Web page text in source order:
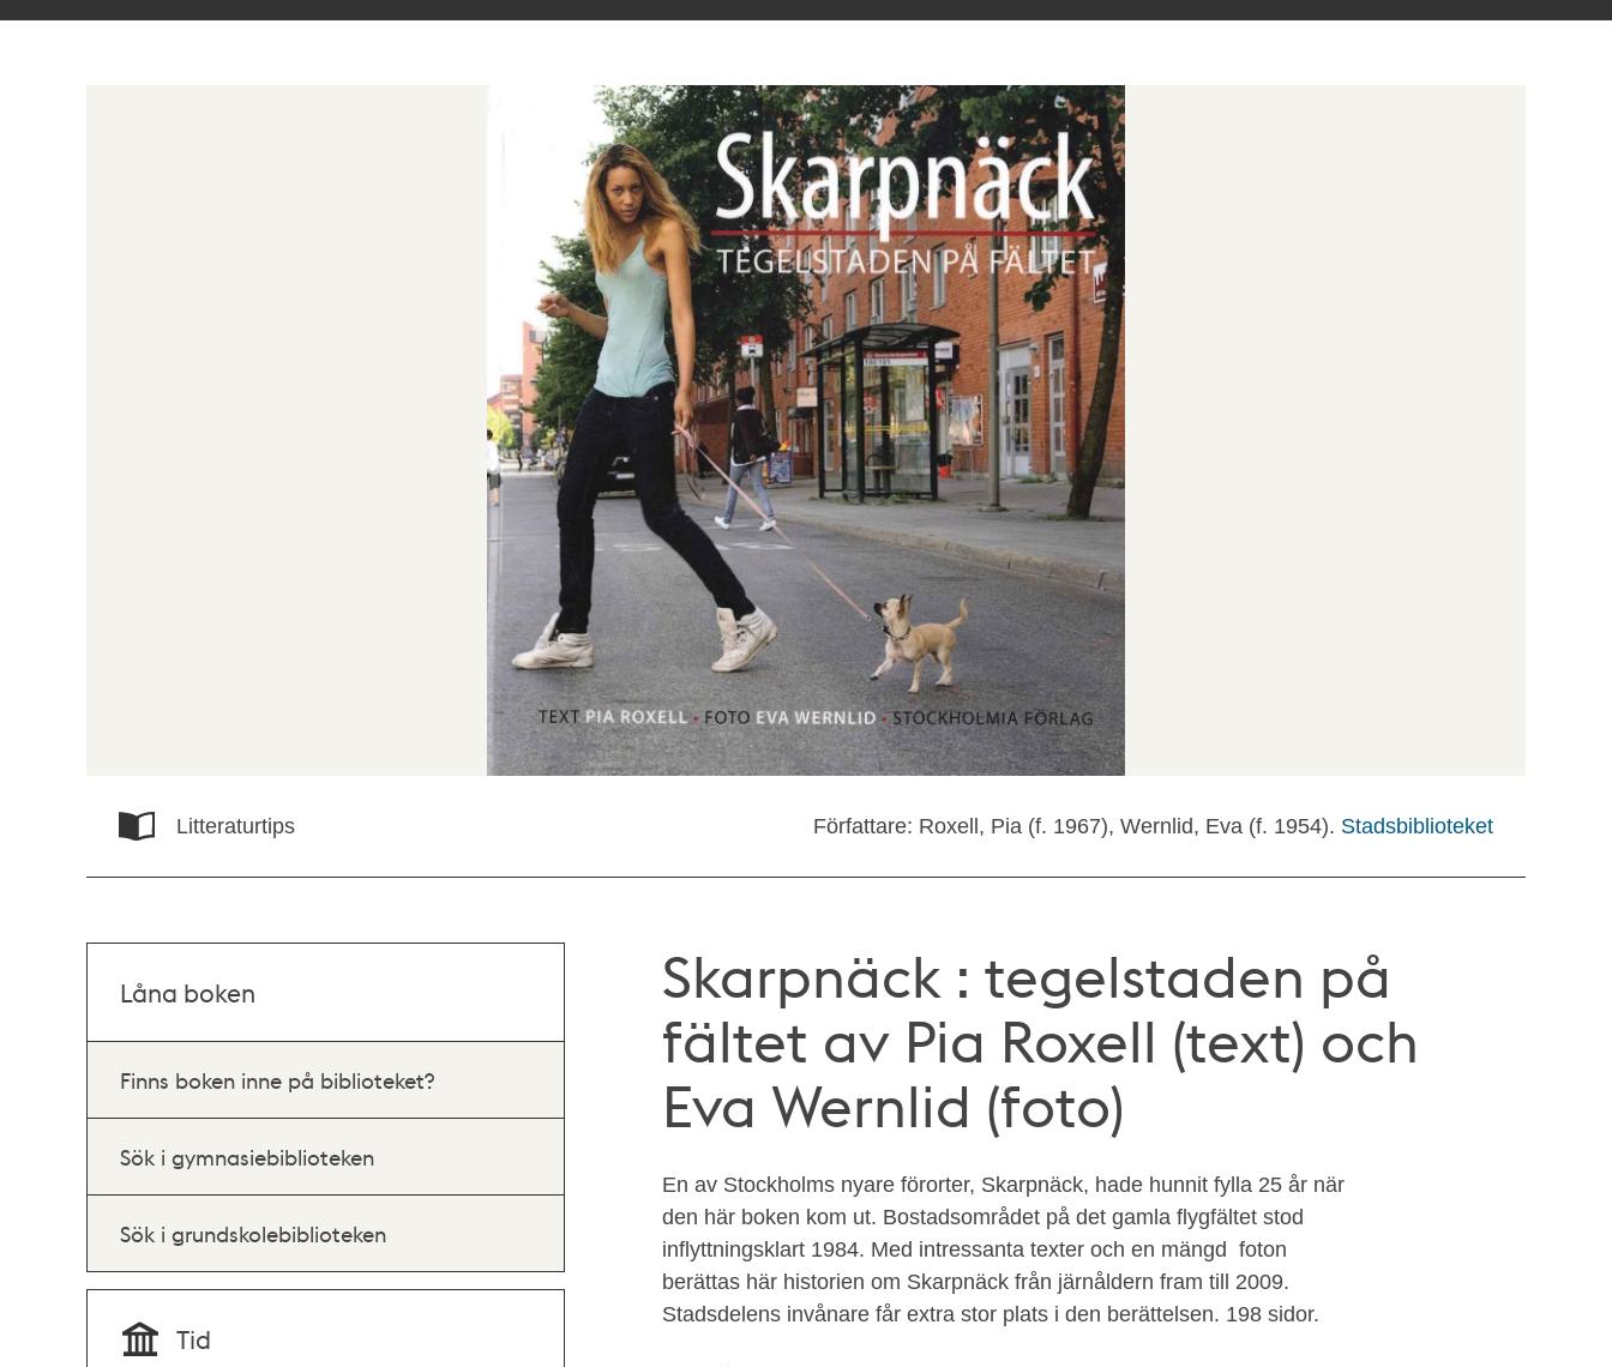
Litteraturtips Författare: Roxell, Pia (f. 1967), Wernlid, Eva (f. 1954). Stadsbiblioteket
Skarpnäck : tegelstaden på
fältet av Pia Roxell (text) och
Eva Wernlid (foto)
En av Stockholms nyare förorter, Skarpnäck, hade hunnit fylla 25 år när
den här boken kom ut. Bostadsområdet på det gamla flygfältet stod
inflyttningsklart 1984. Med intressanta texter och en mängd foton
berättas här historien om Skarpnäck från järnåldern fram till 2009.
Stadsdelens invånare får extra stor plats i den berättelsen. 198 sidor.
Låna boken
Finns boken inne på biblioteket?
Sök i gymnasiebiblioteken
Sök i grundskolebiblioteken
Tid